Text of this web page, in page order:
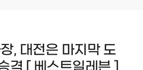
, 대전은 마지막 도